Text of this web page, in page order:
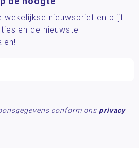
wekelijkse nieuwsbrief en blijf
en de nieuwste
conform ons privacy